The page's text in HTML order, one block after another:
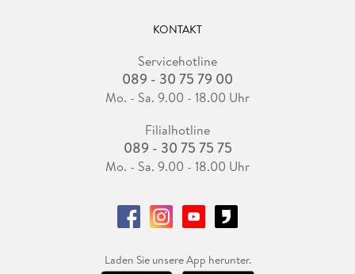
KONTAKT
Servicehotline
089 - 30 75 79 00
Mo. - Sa. 9.00 - 18.00 Uhr
Filialhotline
089 - 30 75 75 75
Mo. - Sa. 9.00 - 18.00 Uhr
Laden Sie unsere App herunter.